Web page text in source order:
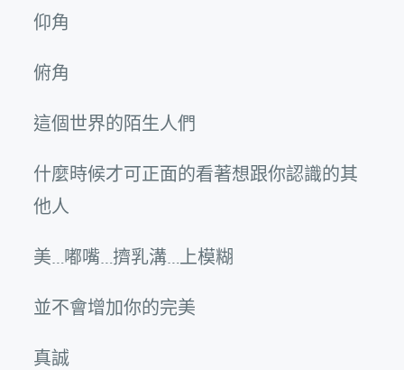
仰角
俯角
這個世界的陌生人們
什麼時候才可正面的看著想跟你認識的其
他人
美…嘟嘴…擠乳溝…上模糊
並不會增加你的完美
真誠